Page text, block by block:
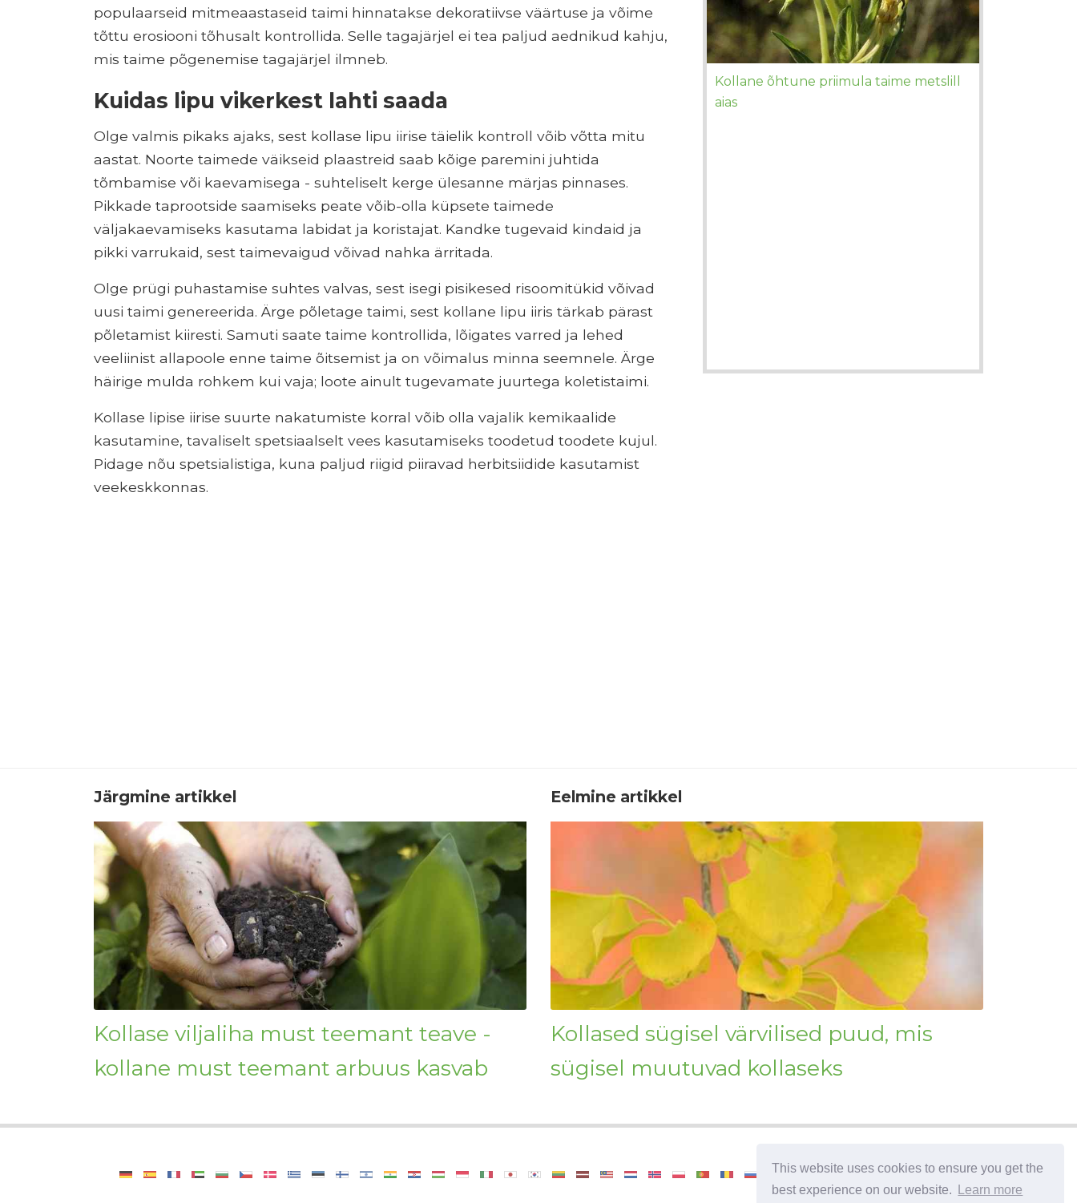
This website uses cookies to ensure you get the
best experience on our website.
Learn more
populaarseid mitmeaastaseid taimi hinnatakse dekoratiivse väärtuse ja võime
tõttu erosiooni tõhusalt kontrollida. Selle tagajärjel ei tea paljud aednikud kahju,
mis taime põgenemise tagajärjel ilmneb.
Kuidas lipu vikerkest lahti saada
Olge valmis pikaks ajaks, sest kollase lipu iirise täielik kontroll võib võtta mitu
aastat. Noorte taimede väikseid plaastreid saab kõige paremini juhtida
tõmbamise või kaevamisega - suhteliselt kerge ülesanne märjas pinnases.
Pikkade taprootside saamiseks peate võib-olla küpsete taimede
väljakaevamiseks kasutama labidat ja koristajat. Kandke tugevaid kindaid ja
pikki varrukaid, sest taimevaigud võivad nahka ärritada.
Olge prügi puhastamise suhtes valvas, sest isegi pisikesed risoomitükid võivad
uusi taimi genereerida. Ärge põletage taimi, sest kollane lipu iiris tärkab pärast
põletamist kiiresti. Samuti saate taime kontrollida, lõigates varred ja lehed
veeliinist allapoole enne taime õitsemist ja on võimalus minna seemnele. Ärge
häirige mulda rohkem kui vaja; loote ainult tugevamate juurtega koletistaimi.
Kollase lipise iirise suurte nakatumiste korral võib olla vajalik kemikaalide
kasutamine, tavaliselt spetsiaalselt vees kasutamiseks toodetud toodete kujul.
Pidage nõu spetsialistiga, kuna paljud riigid piiravad herbitsiidide kasutamist
veekeskkonnas.
Kollane õhtune priimula taime metslill
aias
Järgmine artikkel
Kollase viljaliha must teemant teave -
kollane must teemant arbuus kasvab
Eelmine artikkel
Kollased sügisel värvilised puud, mis
sügisel muutuvad kollaseks